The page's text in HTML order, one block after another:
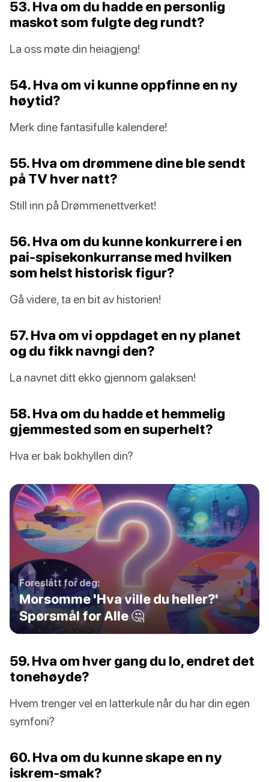
53. Hva om du hadde en personlig
maskot som fulgte deg rundt?
La oss møte din heiagjeng!
54. Hva om vi kunne oppfinne en ny
høytid?
Merk dine fantasifulle kalendere!
55. Hva om drømmene dine ble sendt
på TV hver natt?
Still inn på Drømmenettverket!
56. Hva om du kunne konkurrere i en
pai-spisekonkurranse med hvilken
som helst historisk figur?
Gå videre, ta en bit av historien!
57. Hva om vi oppdaget en ny planet
og du fikk navngi den?
La navnet ditt ekko gjennom galaksen!
58. Hva om du hadde et hemmelig
gjemmested som en superhelt?
Hva er bak bokhyllen din?
Foreslått for deg:
Morsomme 'Hva ville du heller?'
Spørsmål for Alle 🤔
59. Hva om hver gang du lo, endret det
tonehøyde?
Hvem trenger vel en latterkule når du har din egen
symfoni?
60. Hva om du kunne skape en ny
iskrem-smak?